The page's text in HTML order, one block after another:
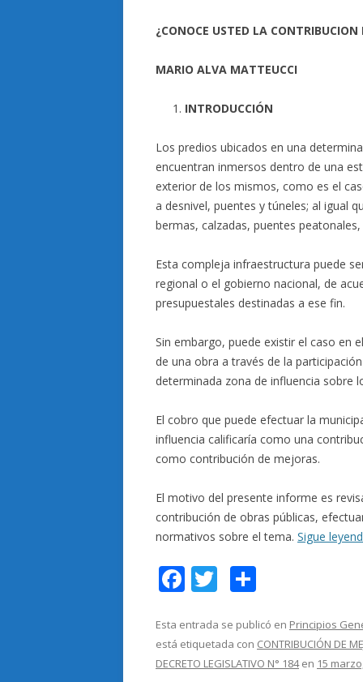
¿CONOCE USTED LA CONTRIBUCION
MARIO ALVA MATTEUCCI
INTRODUCCIÓN
Los predios ubicados en una
encuentran inmersos dentro de una
exterior de los mismos, como es el
a desnivel, puentes y túneles; al igual
bermas, calzadas, puentes
Esta compleja infraestructura puede
regional o el gobierno nacional, de
presupuestales destinadas a ese fin.
Sin embargo, puede existir el caso en
de una obra a través de la
determinada zona de influencia sobre
El cobro que puede efectuar la
influencia calificaría como una
como contribución de mejoras.
El motivo del presente informe es
contribución de obras públicas,
normativos sobre el tema. Sigue
F
e
b
T
itt
er
m
p
Esta entrada se publicó en Principios
está etiquetada con CONTRIBUCIÓN DE
DECRETO LEGISLATIVO N° 184en 15